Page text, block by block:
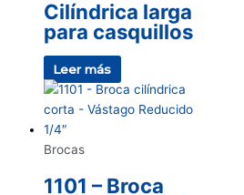
Cilíndrica larga
para casquillos
Leer más
Brocas
1101 – Broca